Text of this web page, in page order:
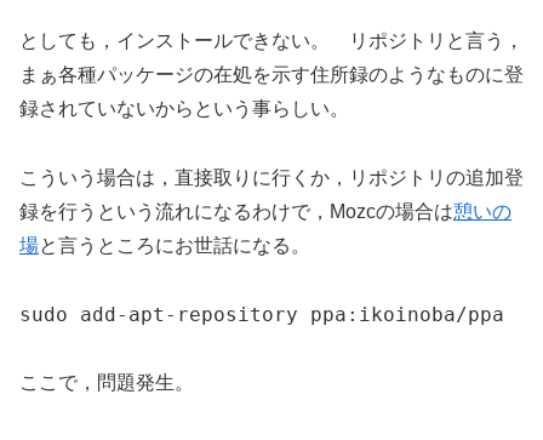
としても，インストールできない。 リポジトリと言う，
まぁ各種パッケージの在処を示す住所録のようなものに登
録されていないからという事らしい。
こういう場合は，直接取りに行くか，リポジトリの追加登
録を行うという流れになるわけで，Mozcの場合は憩いの
場と言うところにお世話になる。
sudo add-apt-repository ppa:ikoinoba/ppa
ここで，問題発生。